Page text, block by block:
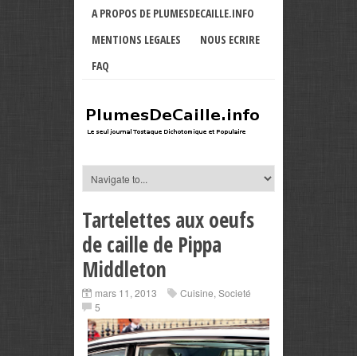
A PROPOS DE PLUMESDECAILLE.INFO
MENTIONS LEGALES
NOUS ECRIRE
FAQ
Tartelettes aux oeufs
de caille de Pippa
Middleton
mars 11, 2013 Cuisine, Societé
5